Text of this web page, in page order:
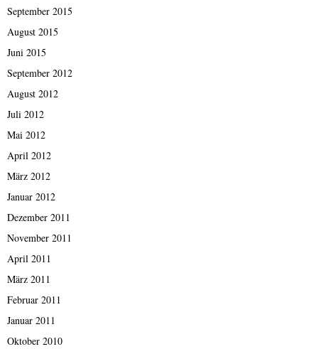
September 2015
August 2015
Juni 2015
September 2012
August 2012
Juli 2012
Mai 2012
April 2012
März 2012
Januar 2012
Dezember 2011
November 2011
April 2011
März 2011
Februar 2011
Januar 2011
Oktober 2010